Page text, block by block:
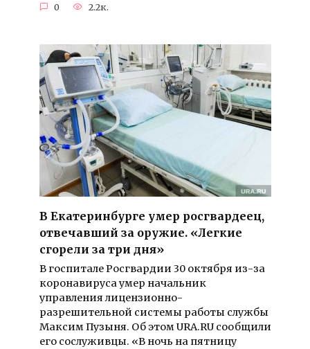
0 2.2к.
В Екатеринбурге умер росгвардеец,
отвечавший за оружие. «Легкие
сгорели за три дня»
В госпитале Росгвардии 30 октября из-за
коронавируса умер начальник
управления лицензионно-
разрешительной системы работы службы
Максим Пузыня. Об этом URA.RU сообщили
его сослуживцы. «В ночь на пятницу